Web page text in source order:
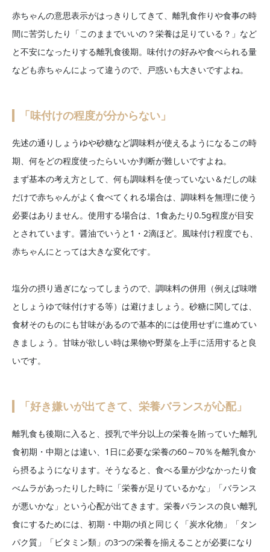
赤ちゃんの意思表示がはっきりしてきて、離乳食作りや食事の時
間に苦労したり「このままでいいの？栄養は足りている？」など
と不安になったりする離乳食後期。味付けの好みや食べられる量
なども赤ちゃんによって違うので、戸惑いも大きいですよね。
「味付けの程度が分からない」
先述の通りしょうゆや砂糖など調味料が使えるようになるこの時
期、何をどの程度使ったらいいか判断が難しいですよね。
まず基本の考え方として、何も調味料を使っていない＆だしの味
だけで赤ちゃんがよく食べてくれる場合は、調味料を無理に使う
必要はありません。使用する場合は、1食あたり0.5g程度が目安
とされています。醤油でいうと1・2滴ほど。風味付け程度でも、
赤ちゃんにとっては大きな変化です。
塩分の摂り過ぎになってしまうので、調味料の併用（例えば味噌
としょうゆで味付けする等）は避けましょう。砂糖に関しては、
食材そのものにも甘味があるので基本的には使用せずに進めてい
きましょう。甘味が欲しい時は果物や野菜を上手に活用すると良
いです。
「好き嫌いが出てきて、栄養バランスが心配」
離乳食も後期に入ると、授乳で半分以上の栄養を賄っていた離乳
食初期・中期とは違い、1日に必要な栄養の60～70％を離乳食か
ら摂るようになります。そうなると、食べる量が少なかったり食
べムラがあったりした時に「栄養が足りているかな」「バランス
が悪いかな」という心配が出てきます。栄養バランスの良い離乳
食にするためには、初期・中期の頃と同じく「炭水化物」「タン
パク質」「ビタミン類」の3つの栄養を揃えることが必要になり